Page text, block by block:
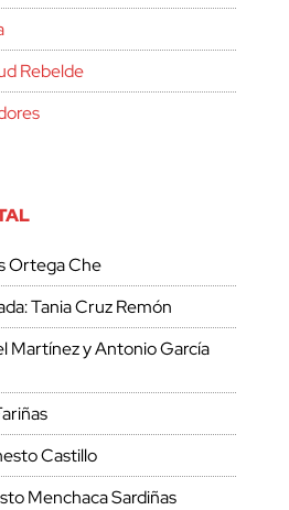
Rebelde
Ortega Che
Tania Cruz Remón
Martínez y Antonio García
Castillo
Menchaca Sardiñas